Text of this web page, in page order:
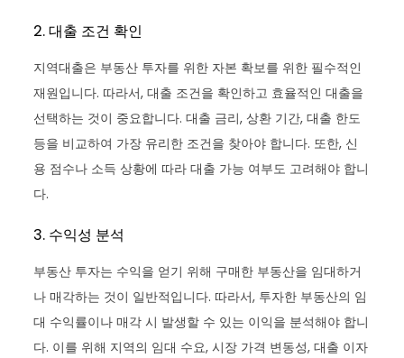
2. 대출 조건 확인
지역대출은 부동산 투자를 위한 자본 확보를 위한 필수적인
재원입니다. 따라서, 대출 조건을 확인하고 효율적인 대출을
선택하는 것이 중요합니다. 대출 금리, 상환 기간, 대출 한도
등을 비교하여 가장 유리한 조건을 찾아야 합니다. 또한, 신
용 점수나 소득 상황에 따라 대출 가능 여부도 고려해야 합니
다.
3. 수익성 분석
부동산 투자는 수익을 얻기 위해 구매한 부동산을 임대하거
나 매각하는 것이 일반적입니다. 따라서, 투자한 부동산의 임
대 수익률이나 매각 시 발생할 수 있는 이익을 분석해야 합니
다. 이를 위해 지역의 임대 수요, 시장 가격 변동성, 대출 이자